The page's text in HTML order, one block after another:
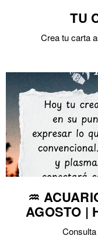
TU
Crea tu carta
♒
AGOSTO |